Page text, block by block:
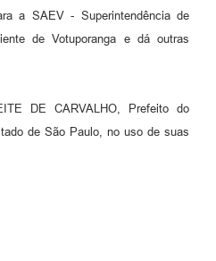
a SAEV - Superintendência de
de Votuporanga e dá outras
DE CARVALHO, Prefeito do
de São Paulo, no uso de suas